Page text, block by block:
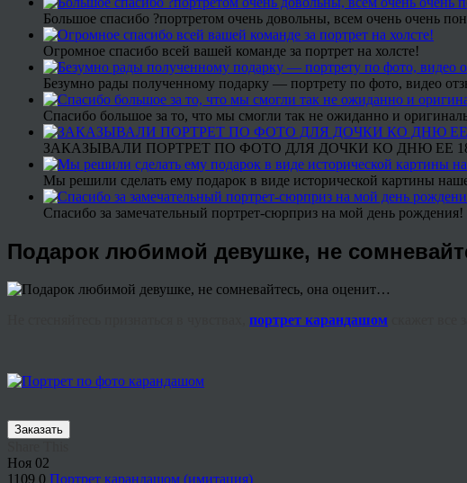
Большое спасибо ?портретом очень довольны, всем очень очень
Огромное спасибо всей вашей команде за портрет на холсте!
Безумно рады полученному подарку — портрету по фото, видео
Спасибо большое за то, что мы смогли так не ожиданно и
ЗАКАЗЫВАЛИ ПОРТРЕТ ПО ФОТО ДЛЯ ДОЧКИ КО ДНЮ ЕЕ
Мы решили сделать ему подарок в виде исторической картины
Спасибо за замечательный портрет-сюрприз на мой день рождения!
Подарок любимой девушке, не
портрет карандашом
Заказать
Ноя 02
1109 0 Портрет карандашом (имитация)